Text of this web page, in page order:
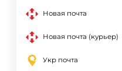
Новая почта
Новая почта (курьер)
Укр почта